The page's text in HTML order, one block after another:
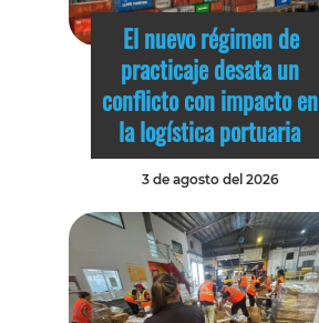
El nuevo régimen de
practicaje desata un
conflicto con impacto en
la logística portuaria
3 de agosto del 2026